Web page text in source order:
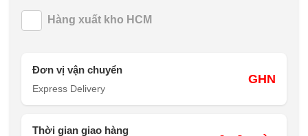
Hàng xuất kho HCM
Đơn vị vận chuyển
Express Delivery
GHN
Thời gian giao hàng